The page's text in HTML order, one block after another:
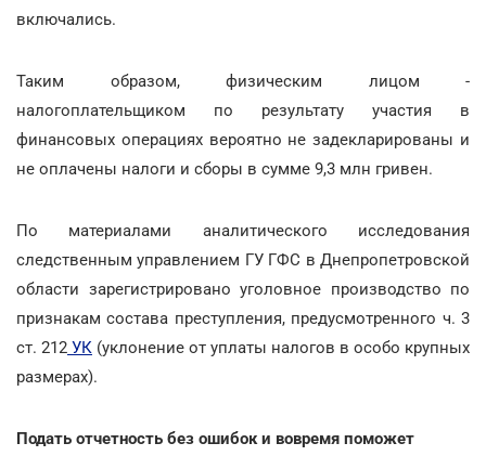
включались.
Таким образом, физическим лицом -
налогоплательщиком по результату участия в
финансовых операциях вероятно не задекларированы и
не оплачены налоги и сборы в сумме 9,3 млн гривен.
По материалами аналитического исследования
следственным управлением ГУ ГФС в Днепропетровской
области зарегистрировано уголовное производство по
признакам состава преступления, предусмотренного ч. 3
ст. 212 УК (уклонение от уплаты налогов в особо крупных
размерах).
Подать отчетность без ошибок и вовремя поможет